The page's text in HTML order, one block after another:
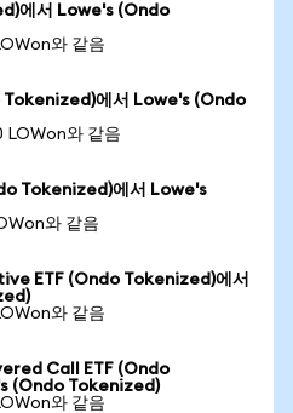
에서 Lowe's (Ondo
와 같음
에서 Lowe's (Ondo
와 같음
Tokenized)에서 Lowe's
와 같음
ETF (Ondo Tokenized)에서
와 같음
Call ETF (Ondo
(Ondo Tokenized)
와 같음